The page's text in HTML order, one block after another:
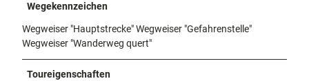
Wegekennzeichen
Wegweiser "Hauptstrecke"Wegweiser "Gefahrenstelle"
Wegweiser "Wanderweg quert"
Toureigenschaften